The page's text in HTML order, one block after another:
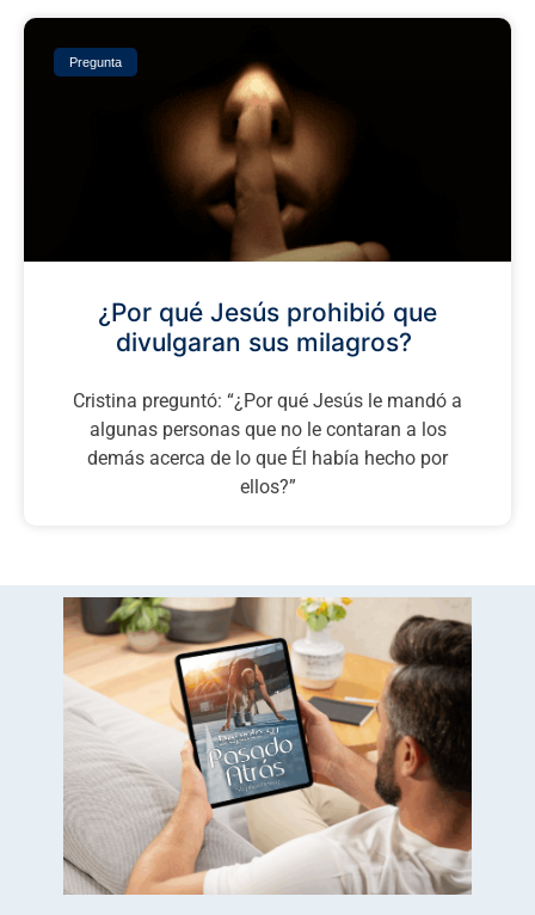
Pregunta
¿Por qué Jesús prohibió que
divulgaran sus milagros? ​
Cristina preguntó: “¿Por qué Jesús le mandó a
algunas personas que no le contaran a los
demás acerca de lo que Él había hecho por
ellos?”